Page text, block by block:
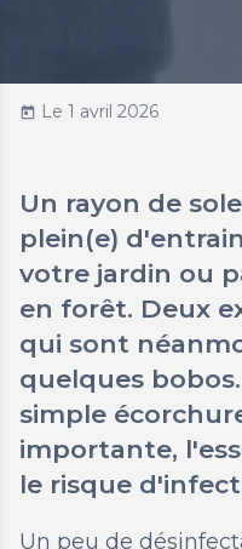
today Le 1 avril 2026
Un rayon de
plein(e)
votre jardin ou
en forêt. Deux
qui sont
quelques
simple
importante,
le risque
Un peu de